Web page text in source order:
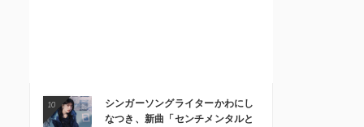
10
シンガーソングライターかわにし
なつき、新曲「センチメンタルと